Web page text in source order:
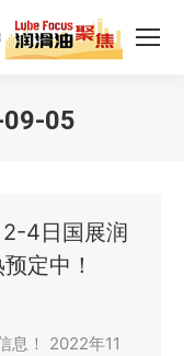
05
2-4日国展润
定中！
息！ 2022年11